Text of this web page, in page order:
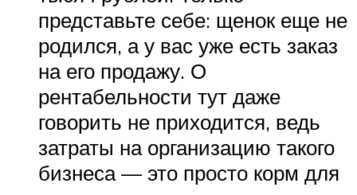
представьте себе: щенок еще не
родился, а у вас уже есть заказ
на его продажу. О
рентабельности тут даже
говорить не приходится, ведь
затраты на организацию такого
бизнеса — это просто корм для